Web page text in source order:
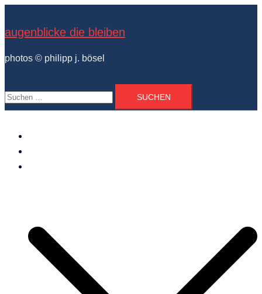
springen
augenblicke die bleiben
photos © philipp j. bösel
Suchen
nach: